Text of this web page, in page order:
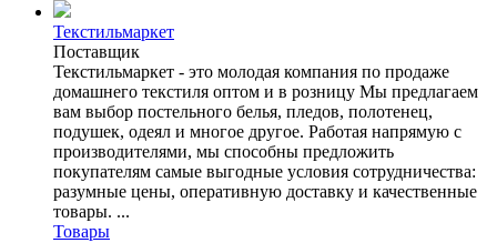
Текстильмаркет
Поставщик
Текстильмаркет - это молодая компания по продаже
домашнего текстиля оптом и в розницу Мы предлагаем
вам выбор постельного белья, пледов, полотенец,
подушек, одеял и многое другое. Работая напрямую с
производителями, мы способны предложить
покупателям самые выгодные условия сотрудничества:
разумные цены, оперативную доставку и качественные
товары. ...
Товары